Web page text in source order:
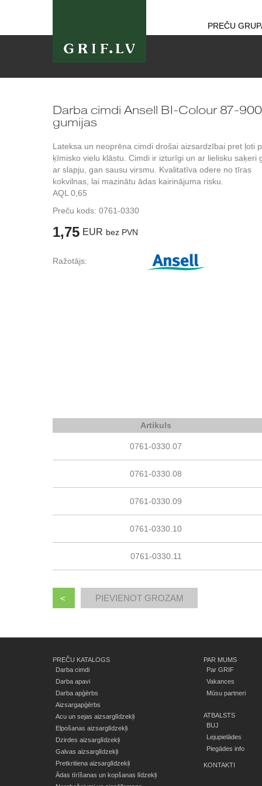
PREČU
Darba cimdi Ansell BI-Colour 87-
gumijas
Lateksa un neoprēna cimdi drošai aizsardzībai pret ļoti
ķīmisko vielu klāstu. Cimdi ir izturīgi un ar lielisku saķeri
ar slapju, gan sausu virsmu. Kvalitatīva odere no tīras
kokvilnas, lai mazinātu ādas kairinājuma risku.
AQL 0,65
Preču kods: 0761-0330
1,75 EUR bez PVN
Ražotājs:
Artikuls
0761-0330.07
0761-0330.08
0761-0330.09
0761-0330.10
0761-0330.11
<
PREČU KATALOGS
Darba cimdi
Darba apavi
Darba apģērbs
Aizsargapģērbs
Acu un sejas aizsarglīdzekļi
Elpošanas aizsarglīdzekļi
Dzirdes aizsarglīdzekļi
Galvas aizsarglīdzekļi
Pretkritiena aizsarglīdzekļi
Ādas tīrīšanas un kopšanas līdzekļi
PAR MUMS
Par GRIF
Vakances
Mūsu partneri
ATBALSTS
BUJ
Lejupielādes
Piegādes info
KONTAKTI